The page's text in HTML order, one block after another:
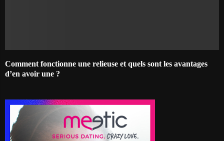
Comment fonctionne une relieuse et quels sont les avantages
d’en avoir une ?